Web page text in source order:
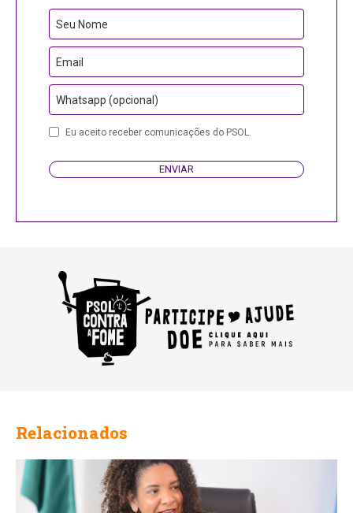
Seu Nome
Email
Whatsapp (opcional)
YourEu aceito receber comunicações do PSOL.
ENVIAR
Relacionados